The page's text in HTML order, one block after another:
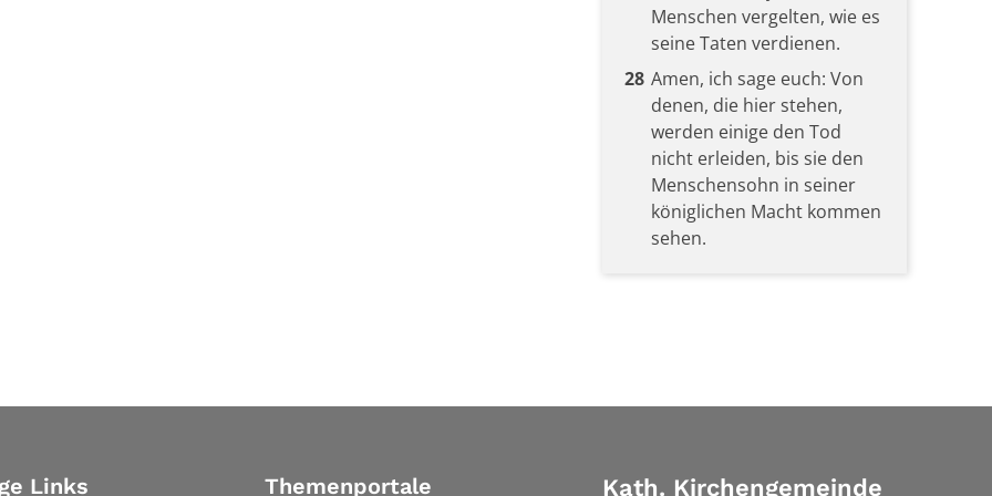
Menschen vergelten, wie es
seine Taten verdienen.
28 Amen, ich sage euch: Von
denen, die hier stehen,
werden einige den Tod
nicht erleiden, bis sie den
Menschensohn in seiner
königlichen Macht kommen
sehen.
Links Themenportale Kath. Kirchengemeinde